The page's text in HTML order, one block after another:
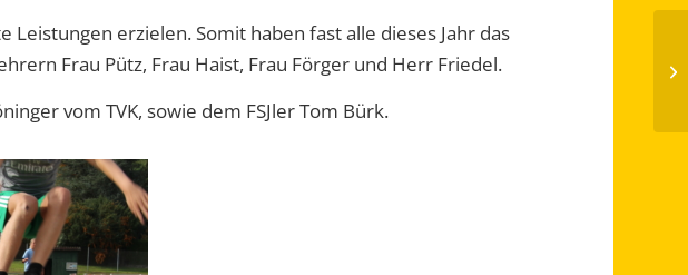
erzielen. Somit haben fast alle dieses Jahr das
Frau Pütz, Frau Haist, Frau Förger und Herr Friedel.
vom TVK, sowie dem FSJler Tom Bürk.